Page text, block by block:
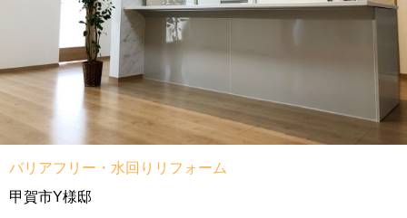
バリアフリー・水回りリフォーム
甲賀市Y様邸